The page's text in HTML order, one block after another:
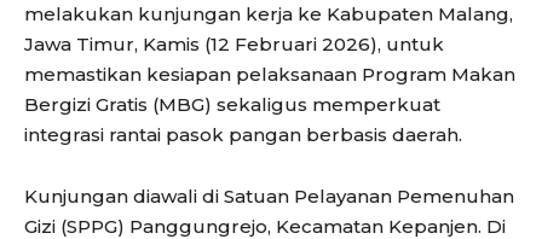
melakukan kunjungan kerja ke Kabupaten Malang,
Jawa Timur, Kamis (12 Februari 2026), untuk
memastikan kesiapan pelaksanaan Program Makan
Bergizi Gratis (MBG) sekaligus memperkuat
integrasi rantai pasok pangan berbasis daerah.
Kunjungan diawali di Satuan Pelayanan Pemenuhan
Gizi (SPPG) Panggungrejo, Kecamatan Kepanjen. Di